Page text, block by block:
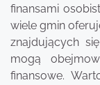
finansami
wiele gmin
znajdujących
mogą
finansowe.